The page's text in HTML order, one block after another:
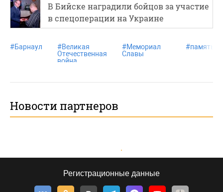
В Бийске наградили бойцов за участие
в спецоперации на Украине
#Барнаул #Великая
Отечественная
война
#Мемориал
Славы
#память
Новости партнеров
Регистрационные данные